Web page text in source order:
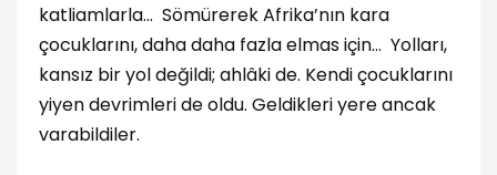
katliamlarla... Sömürerek Afrika’nın kara
çocuklarını, daha daha fazla elmas için… Yolları,
kansız bir yol değildi; ahlâki de. Kendi çocuklarını
yiyen devrimleri de oldu. Geldikleri yere ancak
varabildiler.